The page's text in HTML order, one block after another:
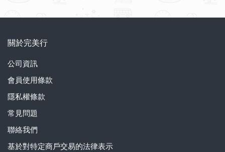
關於完美行
公司資訊
會員使用條款
隱私權條款
常見問題
聯絡我們
基於對特定商戶交易的法律表示